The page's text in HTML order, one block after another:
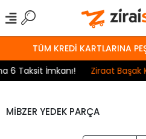
TÜM KREDİ KARTLARINA
İmkanı!
Ziraat Başak
MİBZER YEDEK PARÇA